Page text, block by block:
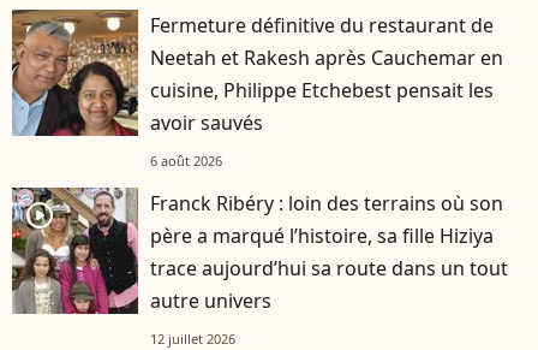
Fermeture définitive du restaurant de
Neetah et Rakesh après Cauchemar en
cuisine, Philippe Etchebest pensait les
avoir sauvés
6 août 2026
player2
Franck Ribéry : loin des terrains où son
père a marqué l’histoire, sa fille Hiziya
trace aujourd’hui sa route dans un tout
autre univers
12 juillet 2026